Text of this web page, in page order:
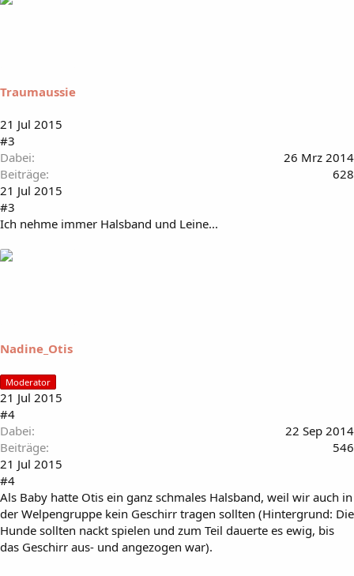
Traumaussie
21 Jul 2015
#3
Dabei
26 Mrz 2014
Beiträge
628
21 Jul 2015
#3
Ich nehme immer Halsband und Leine...
Nadine_Otis
Moderator
21 Jul 2015
#4
Dabei
22 Sep 2014
Beiträge
546
21 Jul 2015
#4
Als Baby hatte Otis ein ganz schmales Halsband, weil wir auch in
der Welpengruppe kein Geschirr tragen sollten (Hintergrund: Die
Hunde sollten nackt spielen und zum Teil dauerte es ewig, bis
das Geschirr aus- und angezogen war).